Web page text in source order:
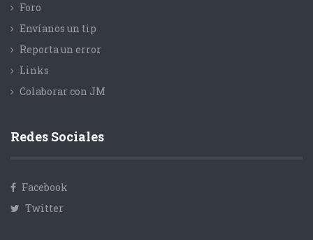
Foro
Envíanos un tip
Reporta un error
Links
Colaborar con JM
Redes Sociales
Facebook
Twitter